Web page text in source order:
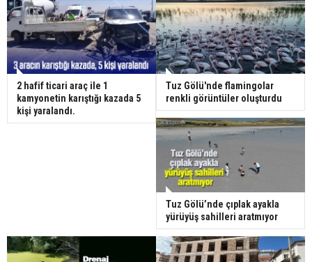
2 hafif ticari araç ile 1
kamyonetin karıştığı kazada 5
kişi yaralandı.
Tuz Gölü'nde flamingolar
renkli görüntüler oluşturdu
Tuz Gölü’nde çıplak ayakla
yürüyüş sahilleri aratmıyor